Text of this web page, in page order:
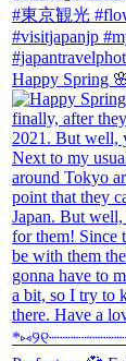
Happy Spring